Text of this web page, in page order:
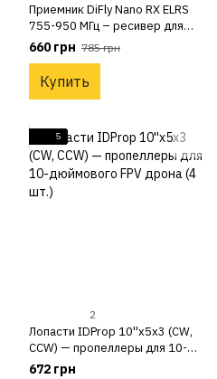
Приемник DiFly Nano RX ELRS
755-950 МГц – ресивер для
FPV дрона с антеной 915 МГц
660 грн 785 грн
Купить
5
2
Лопасти IDProp 10''x5x3 (CW,
CCW) — пропеллеры для 10-
дюймового FPV дрона (4 шт.)
672 грн